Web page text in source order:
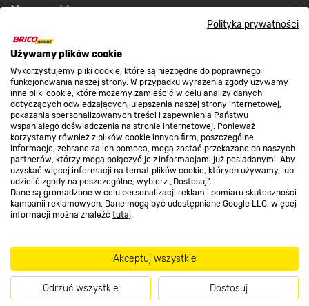
Polityka prywatności
Używamy plików cookie
Wykorzystujemy pliki cookie, które są niezbędne do poprawnego
funkcjonowania naszej strony. W przypadku wyrażenia zgody używamy
inne pliki cookie, które możemy zamieścić w celu analizy danych
dotyczących odwiedzających, ulepszenia naszej strony internetowej,
pokazania spersonalizowanych treści i zapewnienia Państwu
wspaniałego doświadczenia na stronie internetowej. Ponieważ
korzystamy również z plików cookie innych firm, poszczególne
informacje, zebrane za ich pomocą, mogą zostać przekazane do naszych
partnerów, którzy mogą połączyć je z informacjami już posiadanymi. Aby
uzyskać więcej informacji na temat plików cookie, których używamy, lub
udzielić zgody na poszczególne, wybierz „Dostosuj”.
Dane są gromadzone w celu personalizacji reklam i pomiaru skuteczności
kampanii reklamowych. Dane mogą być udostępniane Google LLC, więcej
informacji można znaleźć tutaj.
Akceptuj wszystkie
Odrzuć wszystkie Dostosuj
Nasze sklepy
O nas
Kontakt do sklepu
Strefa biznesu
Dołącz do nas
Metody płatności